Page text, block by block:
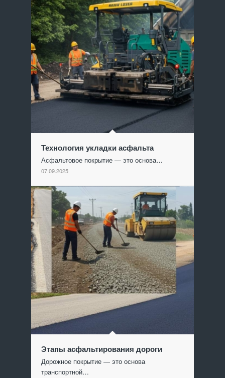
Технология укладки асфальта
Асфальтовое покрытие — это основа…
07.09.2025
Этапы асфальтирования дороги
Дорожное покрытие — это основа
транспортной…